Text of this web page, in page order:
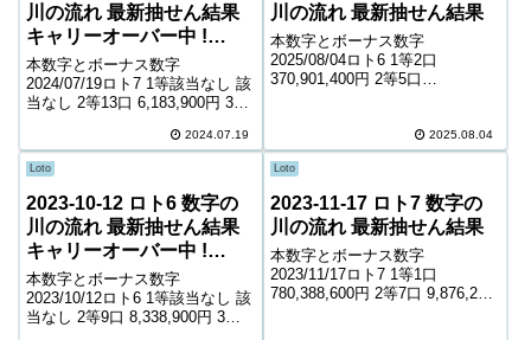
川の流れ 最新抽せん結果
キャリーオーバー中 !
1,955,353,800円
本数字とボーナス数字
2024/07/19ロト7 1等該当なし 該
当なし 2等13口 6,183,900円 3等
8,300円 5等118,488口 1,300円 6
等180,140口 1,100...
2024.07.19
川の流れ 最新抽せん結果
本数字とボーナス数字
2025/08/04ロト6 1等2口
370,901,400円 2等5口
223,217口 1,000円 キャリーオー
バー ...
2025.08.04
Loto
2023-10-12 ロト6 数字の
川の流れ 最新抽せん結果
キャリーオーバー中 !
517,135,946円
本数字とボーナス数字
2023/10/12ロト6 1等該当なし 該
当なし 2等9口 8,338,900円 3等
Loto
2023-11-17 ロト7 数字の
川の流れ 最新抽せん結果
本数字とボーナス数字
2023/11/17ロト7 1等1口
780,388,600円 2等7口 9,876,200